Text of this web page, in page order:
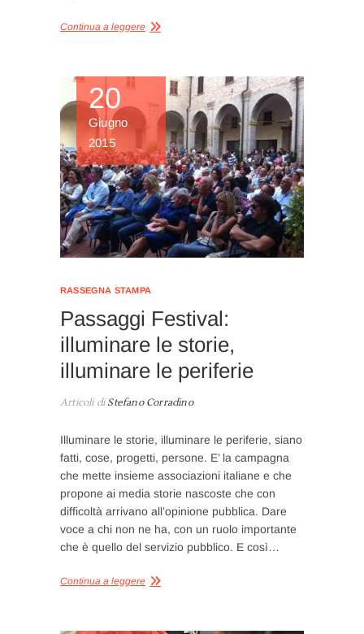
Continua a leggere
20
Giugno
2015
RASSEGNA STAMPA
Passaggi Festival:
illuminare le storie,
illuminare le periferie
Articoli diStefano Corradino
Illuminare le storie, illuminare le periferie, siano
fatti, cose, progetti, persone. E’ la campagna
che mette insieme associazioni italiane e che
propone ai media storie nascoste che con
difficoltà arrivano all’opinione pubblica. Dare
voce a chi non ne ha, con un ruolo importante
che è quello del servizio pubblico. E così…
Continua a leggere